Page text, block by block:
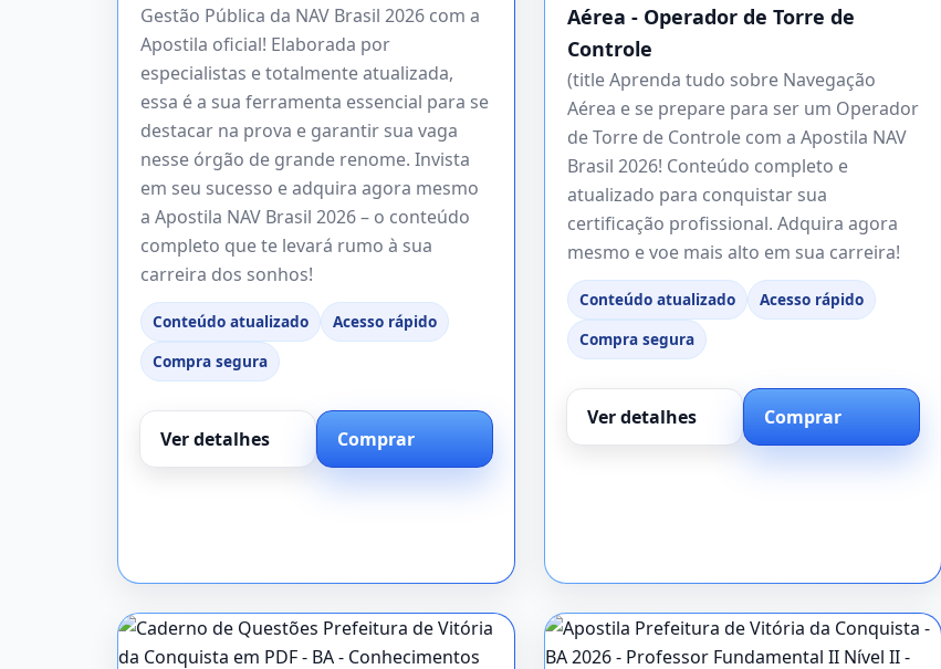
Gestão Pública da NAV Brasil 2026 com a
Apostila oficial! Elaborada por
especialistas e totalmente atualizada,
essa é a sua ferramenta essencial para se
destacar na prova e garantir sua vaga
nesse órgão de grande renome. Invista
em seu sucesso e adquira agora mesmo
a Apostila NAV Brasil 2026 – o conteúdo
completo que te levará rumo à sua
carreira dos sonhos!
Conteúdo atualizado
Acesso rápido
Compra segura
Ver detalhes Comprar
Aérea - Operador de Torre de
Controle
(title Aprenda tudo sobre Navegação
Aérea e se prepare para ser um Operador
de Torre de Controle com a Apostila NAV
Brasil 2026! Conteúdo completo e
atualizado para conquistar sua
certificação profissional. Adquira agora
mesmo e voe mais alto em sua carreira!
Conteúdo atualizado
Acesso rápido
Compra segura
Ver detalhes Comprar